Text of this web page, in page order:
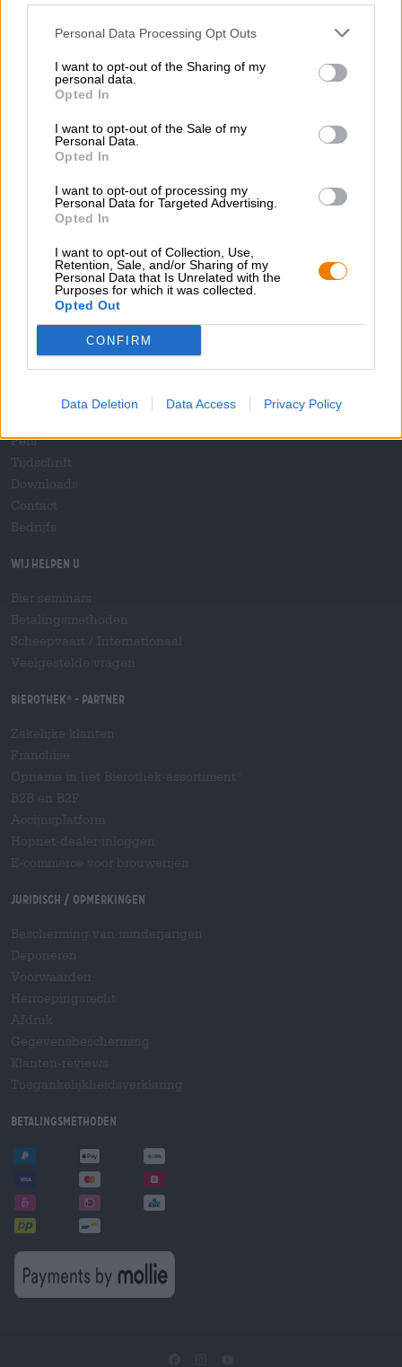
Personal Data Processing Opt Outs
I want to opt-out of the Sharing of my
personal data.
Opted In
I want to opt-out of the Sale of my
Personal Data.
Opted In
I want to opt-out of processing my
Personal Data for Targeted Advertising.
Opted In
I want to opt-out of Collection, Use,
Retention, Sale, and/or Sharing of my
Personal Data that Is Unrelated with the
Purposes for which it was collected.
Opted Out
CONFIRM
Data Deletion Data Access Privacy Policy
Als je nog vragen, opmerkingen of aanbevelingen voor ons
shop@bierothek.de.
Tot ziens!
'Schrijf je in voor de nieuwsbrief'
Over de Bierothek
Duurzaamheid
Pers
Wij helpen u
Bierothek ® - Partner
Juridisch / Opmerkingen
Betalingsmethoden